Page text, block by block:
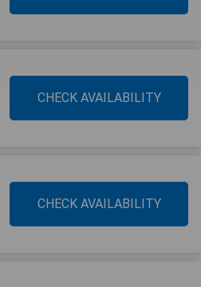
CHECK AVAILABILITY
CHECK AVAILABILITY